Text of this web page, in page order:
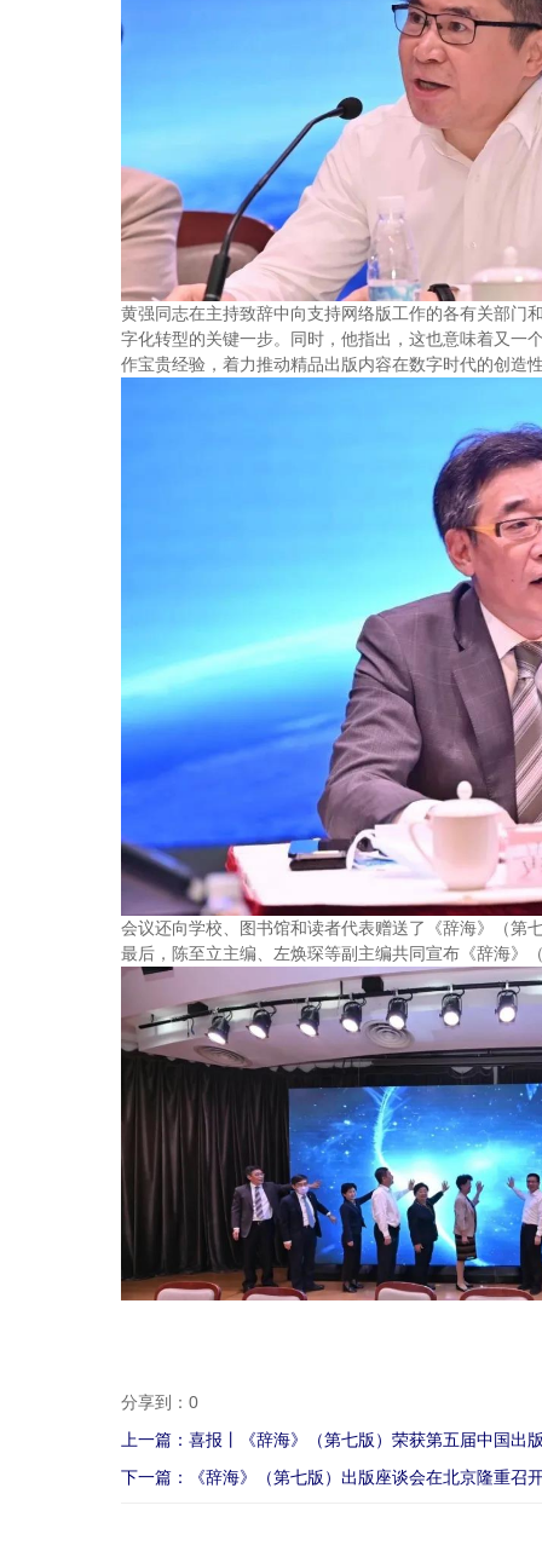
黄强同志在主持致辞中向支持网络版工作的各有关部门
字化转型的关键一步。同时，他指出，这也意味着又一
作宝贵经验，着力推动精品出版内容在数字时代的创造
会议还向学校、图书馆和读者代表赠送了《辞海》（第
最后，陈至立主编、左焕琛等副主编共同宣布《辞海》
分享到： 0
上一篇：喜报丨《辞海》（第七版）荣获第五届中国出
下一篇：《辞海》（第七版）出版座谈会在北京隆重召